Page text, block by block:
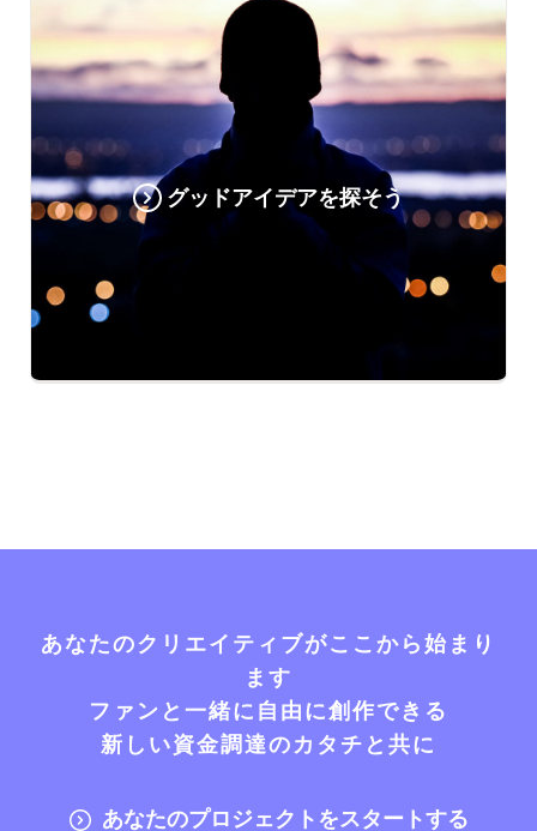
グッドアイデアを探そう
あなたのクリエイティブがここから始まり
ます
ファンと一緒に自由に創作できる
新しい資金調達のカタチと共に
あなたのプロジェクトをスタートする